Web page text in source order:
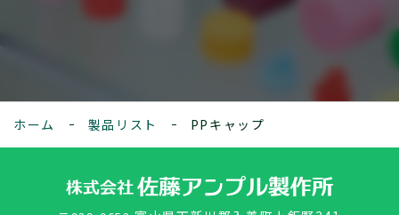
ホーム 製品リスト PPキャップ